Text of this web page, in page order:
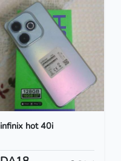
infinix hot 40i